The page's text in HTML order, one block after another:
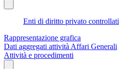
Enti di diritto privato controllati
Rappresentazione grafica
Dati aggregati attività Affari Generali
Attività e procedimenti